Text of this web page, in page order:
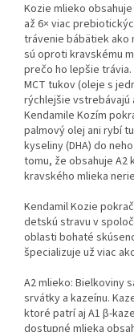
Kozie mlieko
až 6× viac
trávenie bábätiek ako
sú oproti kravskému
prečo ho lepšie
MCT tukov (oleje s
rýchlejšie vstrebávajú
Kendamile Kozím
palmový olej ani rybí
kyseliny (DHA) do
tomu, že obsahuje A2
kravského mlieka
Kendamil Kozie
detskú stravu v
oblasti bohaté
špecializuje už viac
A2 mlieko: Bielkoviny
srvátky a kazeínu.
ktoré patrí aj A1 β-